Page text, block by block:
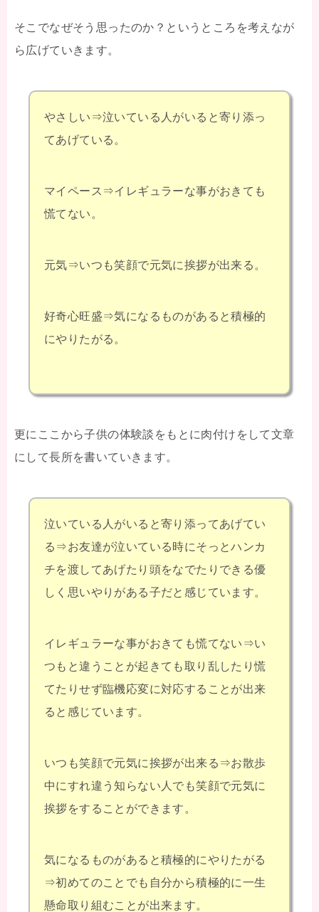
そこでなぜそう思ったのか？というところを考えなが
ら広げていきます。
やさしい⇒泣いている人がいると寄り添っ
てあげている。
マイペース⇒イレギュラーな事がおきても
慌てない。
元気⇒いつも笑顔で元気に挨拶が出来る。
好奇心旺盛⇒気になるものがあると積極的
にやりたがる。
更にここから子供の体験談をもとに肉付けをして文章
にして長所を書いていきます。
泣いている人がいると寄り添ってあげてい
る⇒お友達が泣いている時にそっとハンカ
チを渡してあげたり頭をなでたりできる優
しく思いやりがある子だと感じています。
イレギュラーな事がおきても慌てない⇒い
つもと違うことが起きても取り乱したり慌
てたりせず臨機応変に対応することが出来
ると感じています。
いつも笑顔で元気に挨拶が出来る⇒お散歩
中にすれ違う知らない人でも笑顔で元気に
挨拶をすることができます。
気になるものがあると積極的にやりたがる
⇒初めてのことでも自分から積極的に一生
懸命取り組むことが出来ます。